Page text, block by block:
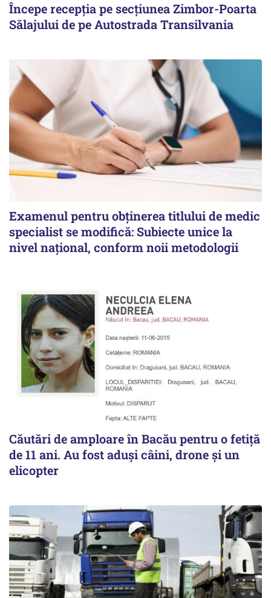
Începe recepţia pe secţiunea Zimbor-Poarta
Sălajului de pe Autostrada Transilvania
Examenul pentru obținerea titlului de medic
specialist se modifică: Subiecte unice la
nivel național, conform noii metodologii
Căutări de amploare în Bacău pentru o fetiță
de 11 ani. Au fost aduși câini, drone și un
elicopter